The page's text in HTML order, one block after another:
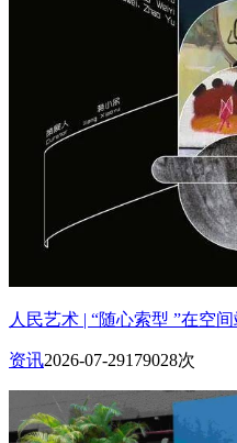
人民艺术 | “随心索型 ”在空
资讯2026-07-29179028次